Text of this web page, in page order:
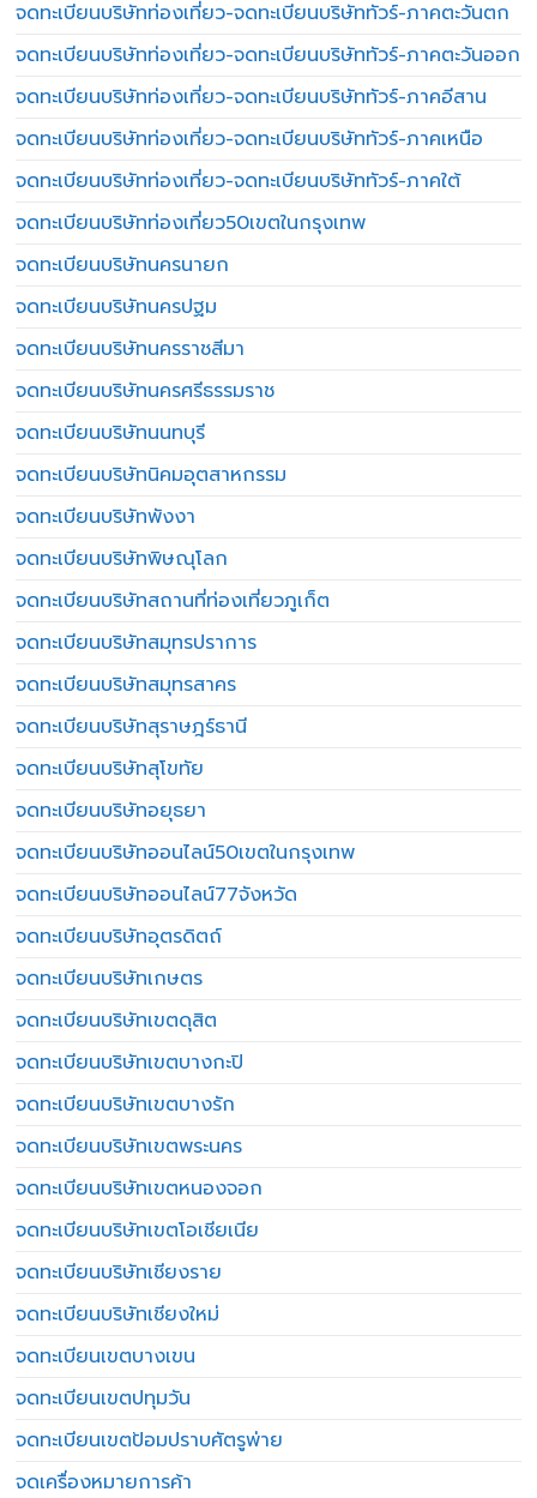
จดทะเบียนบริษัทท่องเที่ยว-จดทะเบียนบริษัททัวร์-ภาคตะวันตก
จดทะเบียนบริษัทท่องเที่ยว-จดทะเบียนบริษัททัวร์-ภาคตะวันออก
จดทะเบียนบริษัทท่องเที่ยว-จดทะเบียนบริษัททัวร์-ภาคอีสาน
จดทะเบียนบริษัทท่องเที่ยว-จดทะเบียนบริษัททัวร์-ภาคเหนือ
จดทะเบียนบริษัทท่องเที่ยว-จดทะเบียนบริษัททัวร์-ภาคใต้
จดทะเบียนบริษัทท่องเที่ยว50เขตในกรุงเทพ
จดทะเบียนบริษัทนครนายก
จดทะเบียนบริษัทนครปฐม
จดทะเบียนบริษัทนครราชสีมา
จดทะเบียนบริษัทนครศรีธรรมราช
จดทะเบียนบริษัทนนทบุรี
จดทะเบียนบริษัทนิคมอุตสาหกรรม
จดทะเบียนบริษัทพังงา
จดทะเบียนบริษัทพิษณุโลก
จดทะเบียนบริษัทสถานที่ท่องเที่ยวภูเก็ต
จดทะเบียนบริษัทสมุทรปราการ
จดทะเบียนบริษัทสมุทรสาคร
จดทะเบียนบริษัทสุราษฎร์ธานี
จดทะเบียนบริษัทสุโขทัย
จดทะเบียนบริษัทอยุธยา
จดทะเบียนบริษัทออนไลน์50เขตในกรุงเทพ
จดทะเบียนบริษัทออนไลน์77จังหวัด
จดทะเบียนบริษัทอุตรดิตถ์
จดทะเบียนบริษัทเกษตร
จดทะเบียนบริษัทเขตดุสิต
จดทะเบียนบริษัทเขตบางกะปิ
จดทะเบียนบริษัทเขตบางรัก
จดทะเบียนบริษัทเขตพระนคร
จดทะเบียนบริษัทเขตหนองจอก
จดทะเบียนบริษัทเขตโอเชียเนีย
จดทะเบียนบริษัทเชียงราย
จดทะเบียนบริษัทเชียงใหม่
จดทะเบียนเขตบางเขน
จดทะเบียนเขตปทุมวัน
จดทะเบียนเขตป้อมปราบศัตรูพ่าย
จดเครื่องหมายการค้า